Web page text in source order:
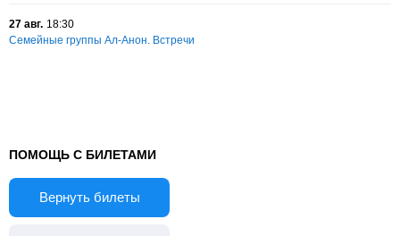
27 авг. 18:30
Семейные группы Ал-Анон. Встречи
ПОМОЩЬ С БИЛЕТАМИ
Вернуть билеты